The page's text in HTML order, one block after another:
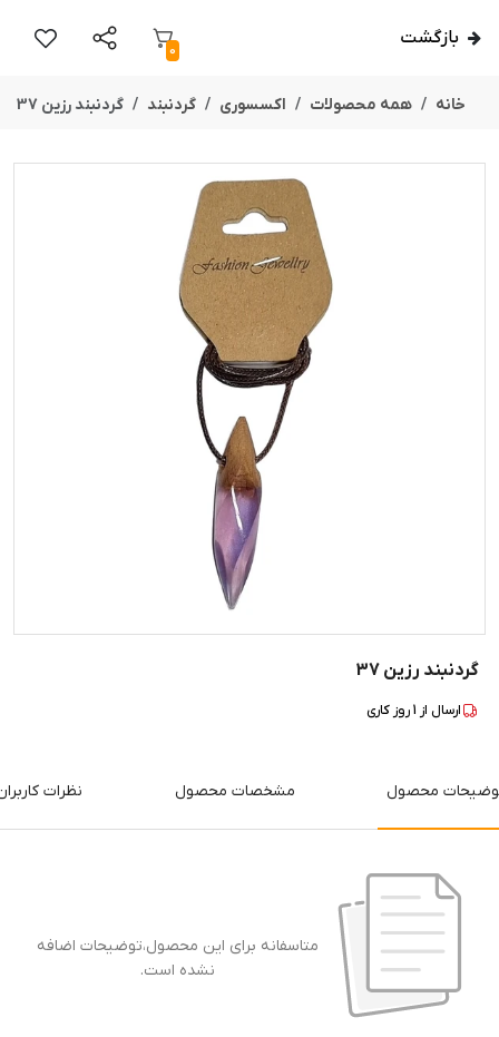
بازگشت
0
خانه همه محصولات اکسسوری گردنبند گردنبند رزین 37
گردنبند رزین 37
ارسال از 1روز کاری
محصول مشخصات محصول نظرات
متاسفانه برای این محصول،توضیحات اضافه
نشده است.